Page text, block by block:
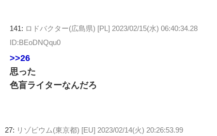
141: ロドバクター(広島県) [PL] 2023/02/15(水) 06:40:34.28
ID:BEoDNQqu0
>>26
思った
色盲ライターなんだろ
27: リゾビウム(東京都) [EU] 2023/02/14(火) 20:26:53.99